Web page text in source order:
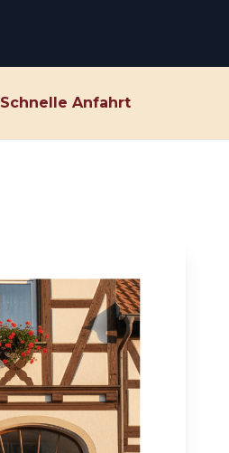
Schnelle Anfahrt